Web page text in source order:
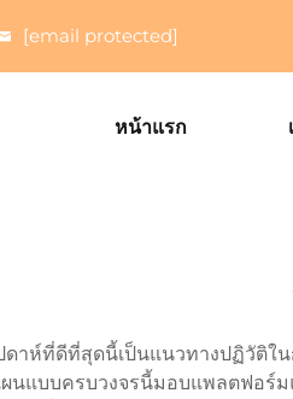
[email protected]
หน้าแรก
ดาห์ที่ดีที่สุดนี้เป็นแนวทางปฏิวัติใ
นแบบครบวงจรนี้มอบแพลตฟอร์